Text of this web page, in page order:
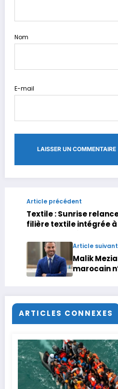
Nom
E-mail
Article précédent
Textile : Sunrise
filière textile intégrée
Article suivant
Malik
marocain
ARTICLES CONNEXES